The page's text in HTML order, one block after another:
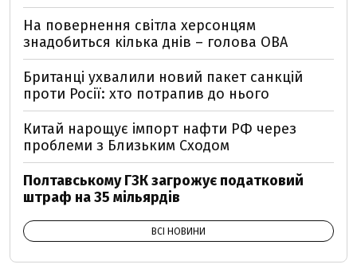
На повернення світла херсонцям
знадобиться кілька днів – голова ОВА
Британці ухвалили новий пакет санкцій
проти Росії: хто потрапив до нього
Китай нарощує імпорт нафти РФ через
проблеми з Близьким Сходом
Полтавському ГЗК загрожує податковий
штраф на 35 мільярдів
ВСІ НОВИНИ